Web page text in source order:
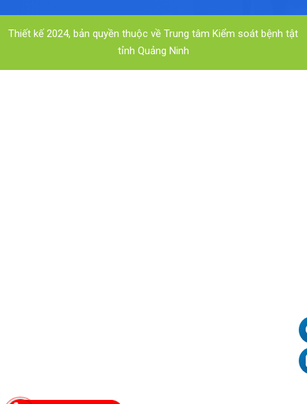
Thiết kế 2024, bản quyền thuộc về Trung tâm Kiểm soát bệnh tật
tỉnh Quảng Ninh